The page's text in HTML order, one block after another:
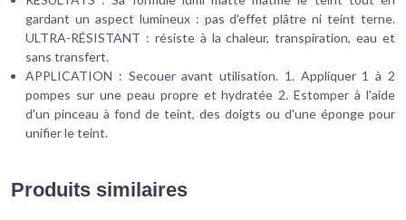
gardant un aspect lumineux : pas d'effet plâtre ni teint terne.
ULTRA-RÉSISTANT : résiste à la chaleur, transpiration, eau et
sans transfert.
APPLICATION : Secouer avant utilisation. 1. Appliquer 1 à 2
pompes sur une peau propre et hydratée 2. Estomper à l'aide
d'un pinceau à fond de teint, des doigts ou d'une éponge pour
unifier le teint.
Produits similaires